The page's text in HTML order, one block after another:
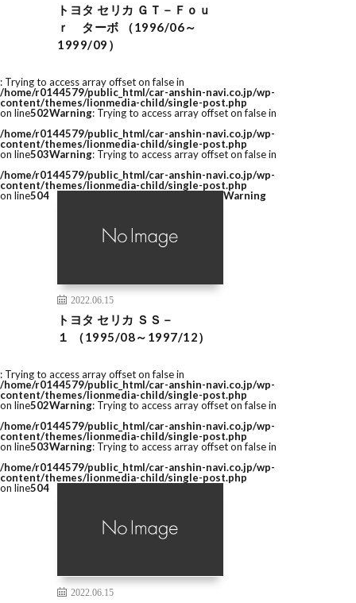
トヨタ セリカ ＧＴ－Ｆｏｕ
ｒ ターボ （1996/06～
1999/09）
: Trying to access array offset on false in
/home/r0144579/public_html/car-anshin-navi.co.jp/wp-
content/themes/lionmedia-child/single-post.php
on line502Warning: Trying to access array offset on false in
/home/r0144579/public_html/car-anshin-navi.co.jp/wp-
content/themes/lionmedia-child/single-post.php
on line503Warning: Trying to access array offset on false in
/home/r0144579/public_html/car-anshin-navi.co.jp/wp-
content/themes/lionmedia-child/single-post.php
on line504
2022.06.15
トヨタ セリカ ＳＳ－
１ （1995/08～1997/12）
Warning
: Trying to access array offset on false in
/home/r0144579/public_html/car-anshin-navi.co.jp/wp-
content/themes/lionmedia-child/single-post.php
on line502Warning: Trying to access array offset on false in
/home/r0144579/public_html/car-anshin-navi.co.jp/wp-
content/themes/lionmedia-child/single-post.php
on line503Warning: Trying to access array offset on false in
/home/r0144579/public_html/car-anshin-navi.co.jp/wp-
content/themes/lionmedia-child/single-post.php
on line504
2022.06.15